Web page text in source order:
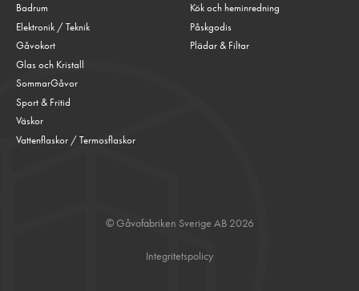
Badrum
Elektronik / Teknik
Gåvokort
Glas och Kristall
Kök och heminredning
Påskgodis
Plädar & Filtar
SommarGåvor
Sport & Fritid
Väskor
Vattenflaskor / Termosflaskor
© Gåvofabriken Sverige AB 2026
Integritetspolicy